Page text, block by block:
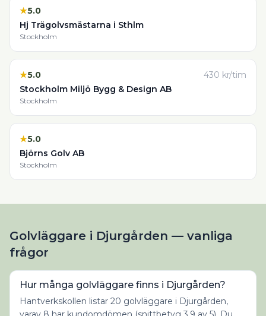
★5.0
Hj Trägolvsmästarna i Sthlm
Stockholm
★5.0 430 kr/tim
Stockholm Miljö Bygg & Design AB
Stockholm
★5.0
Björns Golv AB
Stockholm
Golvläggare i Djurgården — vanliga
frågor
Hur många golvläggare finns i Djurgården?
Hantverkskollen listar 20 golvläggare i Djurgården,